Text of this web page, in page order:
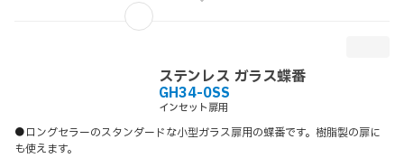
ステンレス ガラス蝶番
GH34-0SS
インセット扉用
●ロングセラーのスタンダードな小型ガラス扉用の蝶番です。樹脂製の扉に
も使えます。